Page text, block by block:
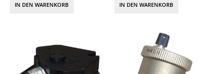
IN DEN WARENKORB IN DEN WARENKORB